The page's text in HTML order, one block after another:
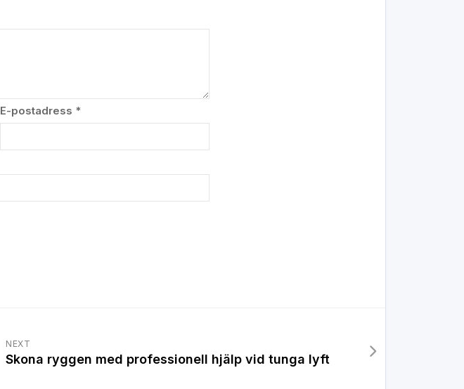
E-postadress *
NEXT
Skona ryggen med professionell hjälp vid tunga lyft